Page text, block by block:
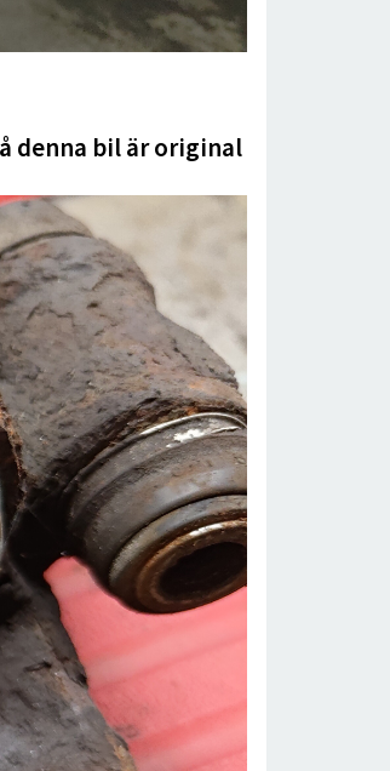
denna bil är original